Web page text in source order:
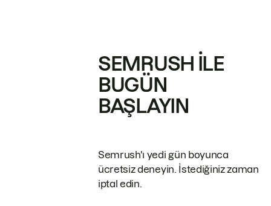
SEMRUSH ILE
BUGÜN
BAŞLAYIN
Semrush'ı yedi gün boyunca
ücretsiz deneyin. İstediğiniz zaman
iptal edin.